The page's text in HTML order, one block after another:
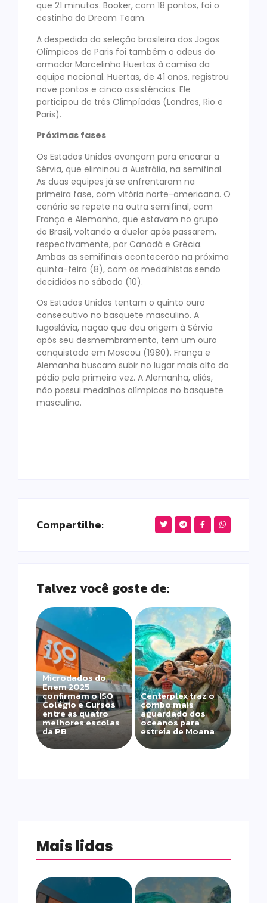
que 21 minutos. Booker, com 18 pontos, foi o
cestinha do Dream Team.
A despedida da seleção brasileira dos Jogos
Olímpicos de Paris foi também o adeus do
armador Marcelinho Huertas à camisa da
equipe nacional. Huertas, de 41 anos, registrou
nove pontos e cinco assistências. Ele
participou de três Olimpíadas (Londres, Rio e
Paris).
Próximas fases
Os Estados Unidos avançam para encarar a
Sérvia, que eliminou a Austrália, na semifinal.
As duas equipes já se enfrentaram na
primeira fase, com vitória norte-americana. O
cenário se repete na outra semifinal, com
França e Alemanha, que estavam no grupo
do Brasil, voltando a duelar após passarem,
respectivamente, por Canadá e Grécia.
Ambas as semifinais acontecerão na próxima
quinta-feira (8), com os medalhistas sendo
decididos no sábado (10).
Os Estados Unidos tentam o quinto ouro
consecutivo no basquete masculino. A
Iugoslávia, nação que deu origem à Sérvia
após seu desmembramento, tem um ouro
conquistado em Moscou (1980). França e
Alemanha buscam subir no lugar mais alto do
pódio pela primeira vez. A Alemanha, aliás,
não possui medalhas olímpicas no basquete
masculino.
Compartilhe:
Talvez você goste de:
Microdados do
Enem 2025
confirmam o ISO
Colégio e Cursos
entre as quatro
melhores escolas
da PB
Centerplex traz o
combo mais
aguardado dos
oceanos para
estreia de Moana
Mais lidas